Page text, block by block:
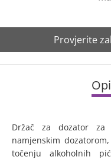
Provjerite
Držač za dozator
namjenskim
točenju alkoholnih